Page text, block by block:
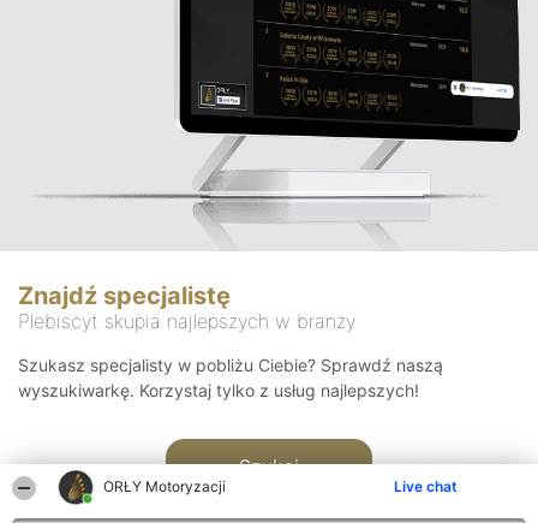
ORŁY Motoryzacji Live chat
Znajdź specjalistę
Plebiscyt skupia najlepszych w branży
Szukasz specjalisty w pobliżu Ciebie? Sprawdź naszą
wyszukiwarkę. Korzystaj tylko z usług najlepszych!
Szukaj